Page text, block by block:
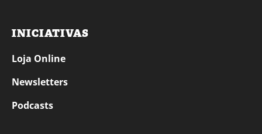
INICIATIVAS
Loja Online
Newsletters
Podcasts